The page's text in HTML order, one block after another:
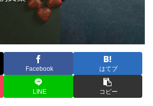
Facebook はてブ
LINE コピー